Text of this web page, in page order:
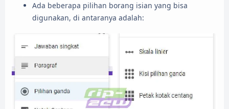
Ada beberapa pilihan borang isian yang bisa
digunakan, di antaranya adalah: